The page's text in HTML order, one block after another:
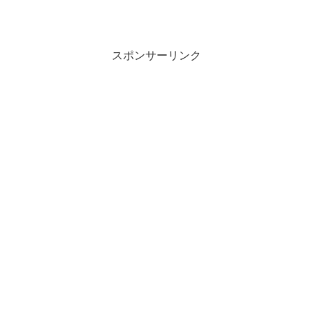
スポンサーリンク